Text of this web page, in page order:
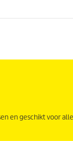
en geschikt voor alle